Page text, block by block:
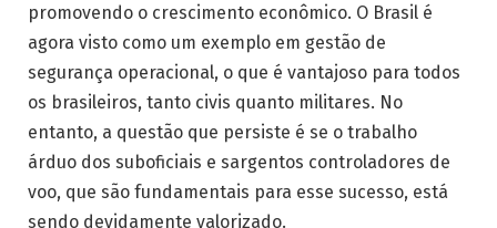
promovendo o crescimento econômico. O Brasil é
agora visto como um exemplo em gestão de
segurança operacional, o que é vantajoso para todos
os brasileiros, tanto civis quanto militares. No
entanto, a questão que persiste é se o trabalho
árduo dos suboficiais e sargentos controladores de
voo, que são fundamentais para esse sucesso, está
sendo devidamente valorizado.